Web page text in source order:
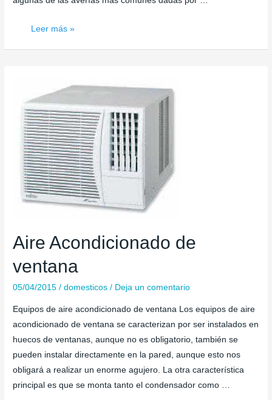
Consejos
Leer más »
Aire Acondicionado de
ventana
05/04/2015 /domesticos / Deja un comentario
Equipos de aire acondicionado de ventana Los equipos de aire
acondicionado de ventana se caracterizan por ser instalados en
huecos de ventanas, aunque no es obligatorio, también se
pueden instalar directamente en la pared, aunque esto nos
obligará a realizar un enorme agujero. La otra característica
principal es que se monta tanto el condensador como …